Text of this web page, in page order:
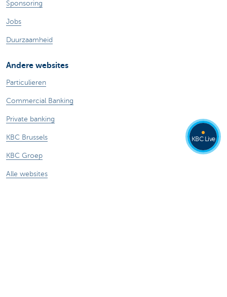
Sponsoring
Jobs
Duurzaamheid
Andere websites
Particulieren
Commercial Banking
Private banking
KBC Brussels
KBC Groep
Alle websites
KBC Live